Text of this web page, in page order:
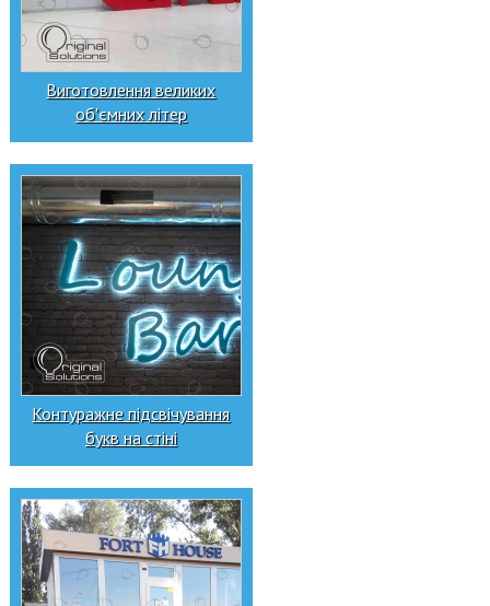
Виготовлення великих
об'ємних літер
Контуражне підсвічування
букв на стіні